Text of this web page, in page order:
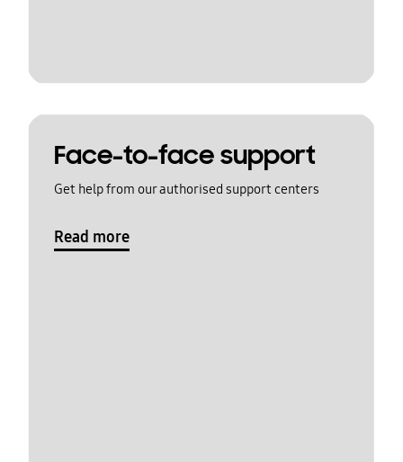
Face-to-face support
Get help from our authorised support centers
Read more